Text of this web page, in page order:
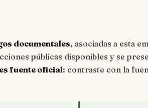
documentales, asociadas a esta
públicas disponibles y se
fuente oficial: contraste con la